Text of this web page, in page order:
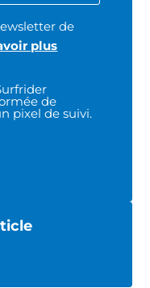
de
plus
de
pixel de suivi.